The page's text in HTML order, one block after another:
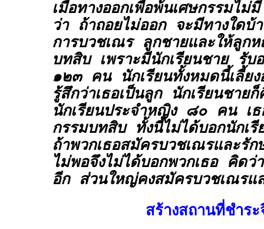
เมื่อทางออกเพื่อพ้นเศษกรรมไม่
ว่า ถ้าถอยไม่ออก จะมีทางใดบ้า
การบวชเณร ลูกชายและให้ลูก
บทสิบ เพราะมีนักเรียนชาย รับ
๑๒๓ คน นักเรียนทั้งหมดนี้เลี้ย
รู้สึกว่าเธอเป็นลูก นักเรียนชาย
นักเรียนประจำหญิง ๘๐ คน เธ
กรรมบทสิบ ทั้งนี้ไม่ได้บอกนักเรี
ถ้าพวกเธอสมัครบวชเณรและรั
ไม่พอจึงไม่ได้บอกพวกเธอ คิดว่
อีก ส่วนใหญ่คงสมัครบวชเณรแ
สร้างสถานที่ชำร